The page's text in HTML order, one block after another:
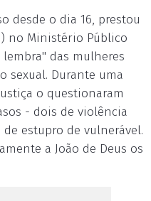
desde o dia 16, prestou
no Ministério Público
lembra" das mulheres
sexual. Durante uma
o questionaram
- dois de violência
estupro de vulnerável.
a João de Deus os